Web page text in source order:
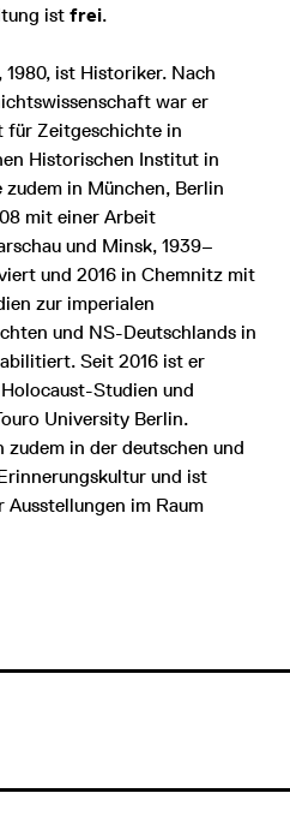
ist frei.
ist Historiker. Nach
war er
für Zeitgeschichte in
Historischen Institut in
in München, Berlin
mit einer Arbeit
und Minsk, 1939–
und 2016 in Chemnitz mit
zur imperialen
und NS-Deutschlands in
Seit 2016 ist er
Studien und
University Berlin.
in der deutschen und
und ist
im Raum